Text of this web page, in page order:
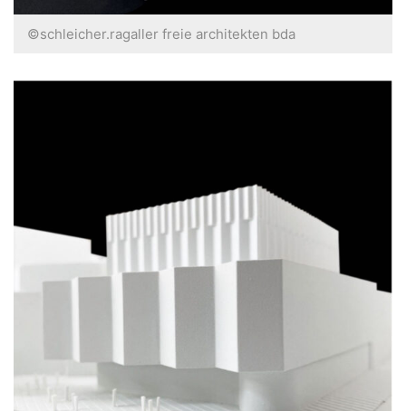
©schleicher.ragaller freie architekten bda